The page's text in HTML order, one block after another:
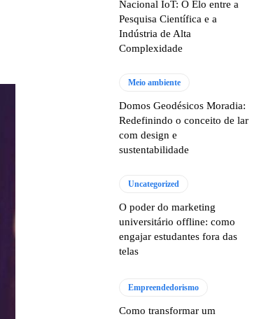
Nacional IoT: O Elo entre a
Pesquisa Científica e a
Indústria de Alta
Complexidade
Meio ambiente
Domos Geodésicos Moradia:
Redefinindo o conceito de lar
com design e
sustentabilidade
Uncategorized
O poder do marketing
universitário offline: como
engajar estudantes fora das
telas
Empreendedorismo
Como transformar um